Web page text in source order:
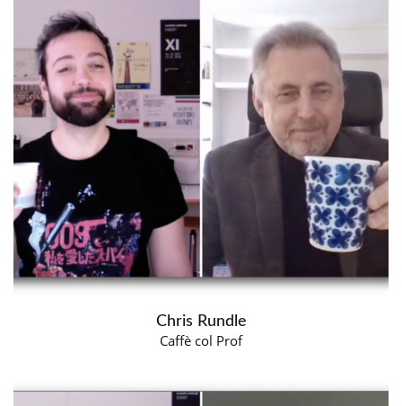
Chris Rundle
Caffè col Prof